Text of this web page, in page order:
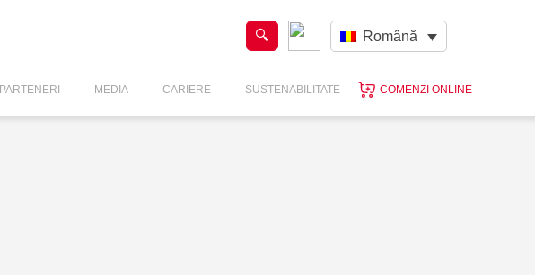
Română
PARTENERI MEDIA CARIERE SUSTENABILITATE COMENZI ONLINE